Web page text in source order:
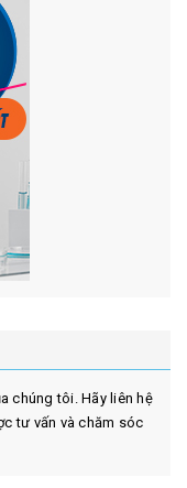
chúng tôi. Hãy liên hệ
tư vấn và chăm sóc